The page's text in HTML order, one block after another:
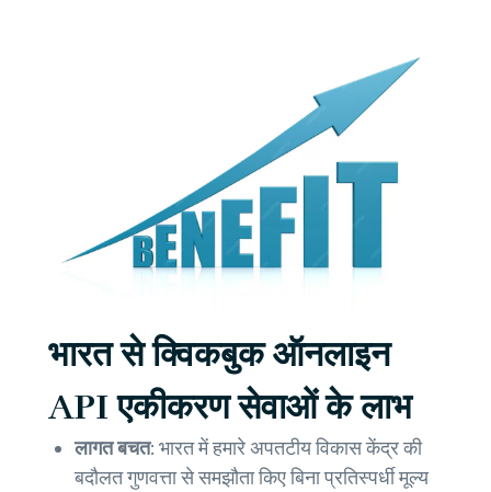
भारत से क्विकबुक ऑनलाइन
API एकीकरण सेवाओं के लाभ
लागत बचत: भारत में हमारे अपतटीय विकास केंद्र की
बदौलत गुणवत्ता से समझौता किए बिना प्रतिस्पर्धी मूल्य